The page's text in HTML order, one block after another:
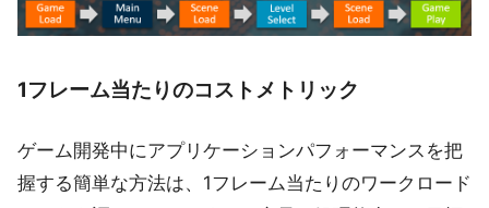
1フレーム当たりのコストメトリック
ゲーム開発中にアプリケーションパフォーマンスを把
握する簡単な方法は、1フレーム当たりのワークロード